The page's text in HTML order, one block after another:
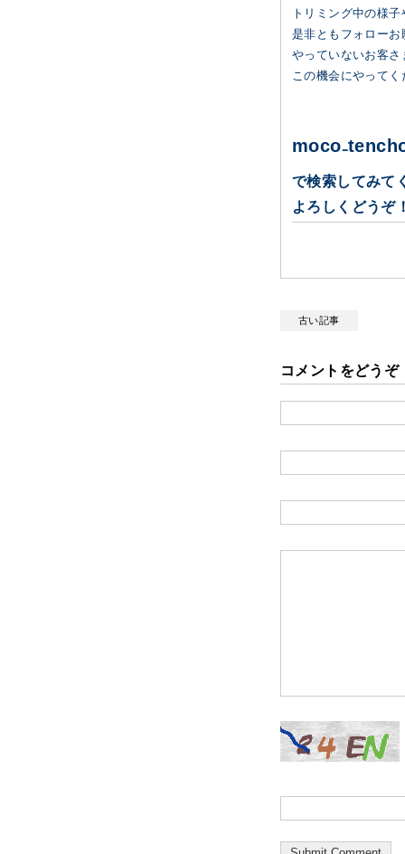
トリミング中の様
是非ともフォロー
やっていないお客
この機会にやってく
で検索してみて
よろしくどうぞ
古い記事
コメントをどうぞ